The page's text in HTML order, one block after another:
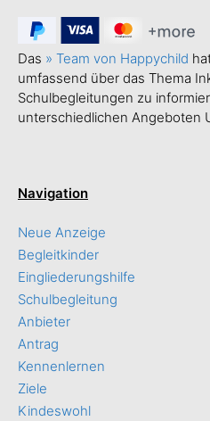
Das » Team von Happychild
umfassend über das Thema
Schulbegleitungen zu
unterschiedlichen Angeboten
Navigation
Neue Anzeige
Begleitkinder
Eingliederungshilfe
Schulbegleitung
Anbieter
Antrag
Kennenlernen
Ziele
Kindeswohl